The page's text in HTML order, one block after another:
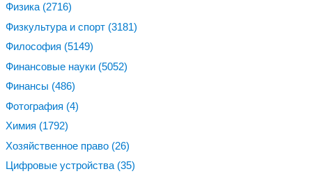
Физика (2716)
Физкультура и спорт (3181)
Философия (5149)
Финансовые науки (5052)
Финансы (486)
Фотография (4)
Химия (1792)
Хозяйственное право (26)
Цифровые устройства (35)